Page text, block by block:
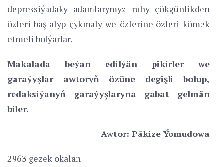
depressiýadaky adamlarymyz ruhy çökgünlikden
özleri baş alyp çykmaly we özlerine özleri kömek
etmeli bolýarlar.
Makalada beýan edilýän pikirler we
garaýyşlar awtoryň özüne degişli bolup,
redaksiýanyň garaýyşlaryna gabat gelmän
biler.
Awtor: Päkize Ýomudowa
2963 gezek okalan